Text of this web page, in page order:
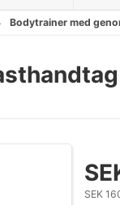
Bodytrainer med
SEK